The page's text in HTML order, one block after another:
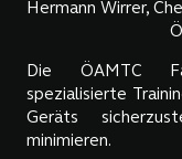
Hermann Wirrer,
Die ÖAMTC
spezialisierte
Geräts
minimieren.